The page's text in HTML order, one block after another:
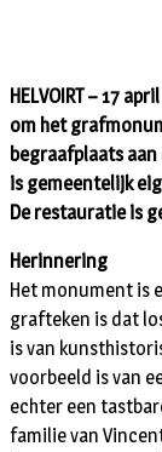
HELVOIRT – 17
om het
begraafplaats
is gemeentelijk
De restauratie is
Herinnering
Het monument is
grafteken is dat
is van
voorbeeld is van
echter een
familie van